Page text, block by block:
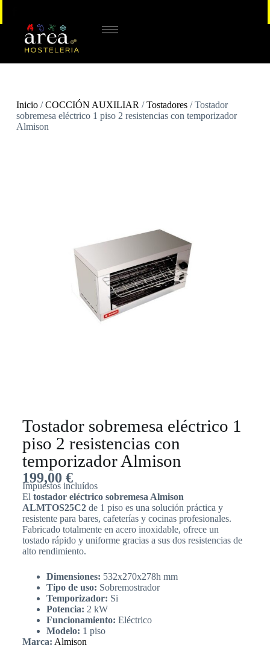
Inicio/COCCIÓN AUXILIAR /Tostadores/ Tostador
sobremesa eléctrico 1 piso 2 resistencias con temporizador
Almison
Tostador sobremesa eléctrico 1
piso 2 resistencias con
temporizador Almison
199,00 €
Impuestos incluídos
El tostador eléctrico sobremesa Almison
ALMTOS25C2de 1 piso es una solución práctica y
resistente para bares, cafeterías y cocinas profesionales.
Fabricado totalmente en acero inoxidable, ofrece un
tostado rápido y uniforme gracias a sus dos resistencias de
alto rendimiento.
Dimensiones: 532x270x278h mm
Tipo de uso: Sobremostrador
Temporizador: Si
Potencia: 2 kW
Funcionamiento: Eléctrico
Modelo: 1 piso
Marca: Almison